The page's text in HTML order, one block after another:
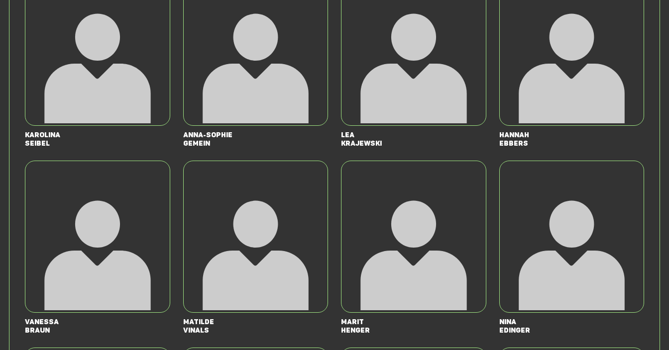
Karolina
Seibel
Anna-Sophie
Gemein
Lea
Krajewski
Hannah
Ebbers
Vanessa
Braun
Matilde
Vinals
Marit
Henger
Nina
Edinger